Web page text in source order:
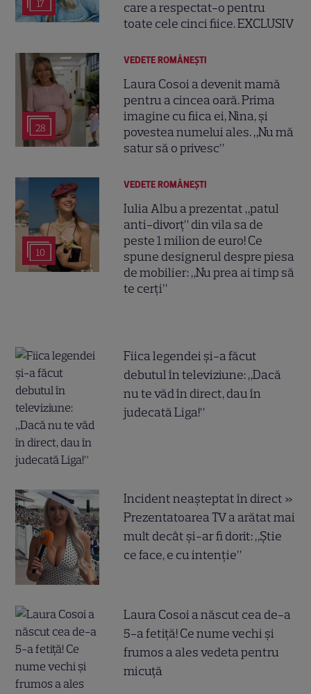
17
care a respectat-o pentru
toate cele cinci fiice. EXCLUSIV
28
VEDETE ROMÂNEŞTI
Laura Cosoi a devenit mamă
pentru a cincea oară. Prima
imagine cu fiica ei, Nina, și
povestea numelui ales. „Nu mă
satur să o privesc”
10
VEDETE ROMÂNEŞTI
Iulia Albu a prezentat „patul
anti-divorț” din vila sa de
peste 1 milion de euro! Ce
spune designerul despre piesa
de mobilier: „Nu prea ai timp să
te cerți”
Fiica legendei și-a făcut
debutul în televiziune: „Dacă
nu te văd în direct, dau în
judecată Liga!”
Incident neașteptat în direct »
Prezentatoarea TV a arătat mai
mult decât și-ar fi dorit: „Știe
ce face, e cu intenție”
Laura Cosoi a născut cea de-a
5-a fetiță! Ce nume vechi și
frumos a ales vedeta pentru
micuță